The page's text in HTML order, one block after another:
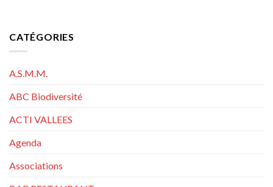
CATÉGORIES
A.S.M.M.
ABC Biodiversité
ACTI VALLEES
Agenda
Associations